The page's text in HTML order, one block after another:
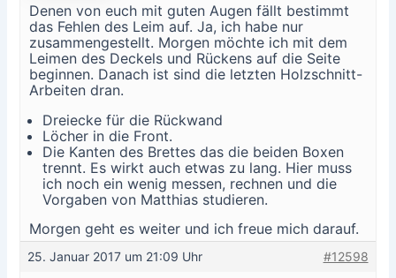
Denen von euch mit guten Augen fällt bestimmt
das Fehlen des Leim auf. Ja, ich habe nur
zusammengestellt. Morgen möchte ich mit dem
Leimen des Deckels und Rückens auf die Seite
beginnen. Danach ist sind die letzten Holzschnitt-
Arbeiten dran.
Dreiecke für die Rückwand
Löcher in die Front.
Die Kanten des Brettes das die beiden Boxen
trennt. Es wirkt auch etwas zu lang. Hier muss
ich noch ein wenig messen, rechnen und die
Vorgaben von Matthias studieren.
Morgen geht es weiter und ich freue mich darauf.
25. Januar 2017 um 21:09 Uhr #12598